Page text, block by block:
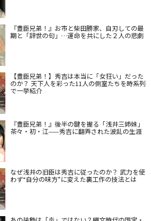
『豊臣兄弟！』お市と柴田勝家、自刃しての最
期と「辞世の句」…運命を共にした２人の悲劇
【豊臣兄弟！】秀吉は本当に「女狂い」だった
のか？ 天下人を彩った11人の側室たちを時系列
で一挙紹介
『豊臣兄弟！』後半の鍵を握る「浅井三姉妹」
茶々・初・江——秀吉に翻弄された波乱の生涯
なぜ浅井の旧臣は秀吉に従ったのか？ 武力を使
わず“自分の味方”に変えた裏工作の技法とは